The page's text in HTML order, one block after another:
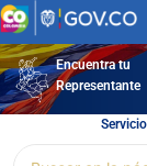
Ir
al
contenidoEncuentra tu
Representante